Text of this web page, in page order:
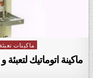
Posted in
ماكينات
ماكينة اتوماتيك